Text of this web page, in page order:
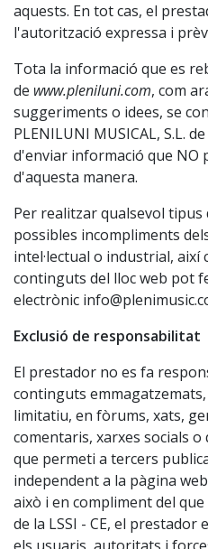
aquests. En tot cas, el
l'autorització expressa i
Tota la informació que es
de www.pleniluni.com, com
suggeriments o idees, se
PLENILUNI MUSICAL, S.L.
d'enviar informació que NO
d'aquesta manera.
Per realitzar qualsevol tipus
possibles incompliments
intel·lectual o industrial, així
continguts del lloc web pot
electrònic
Exclusió de responsabilitat
El prestador no es fa
continguts
limitatiu, en fòrums, xats,
comentaris, xarxes socials
que permeti a tercers
independent a la pàgina
això i en compliment del
de la LSSI - CE, el prestador